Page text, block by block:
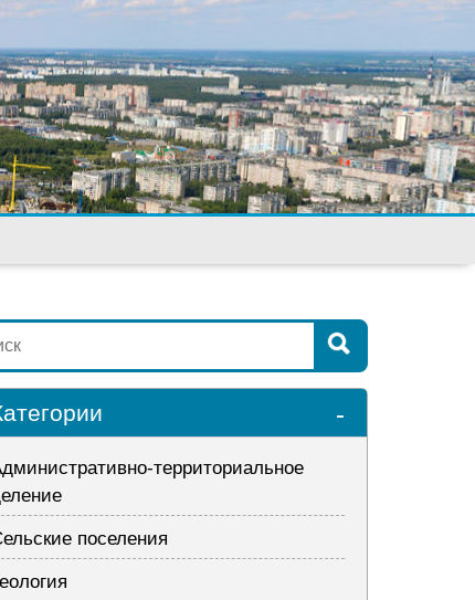
-
территориальное
поселения